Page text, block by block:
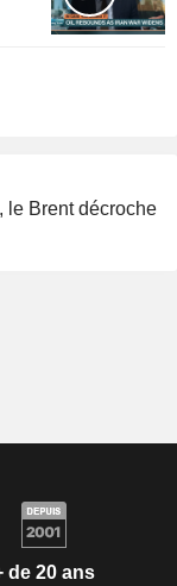
le Brent décroche
de 20 ans